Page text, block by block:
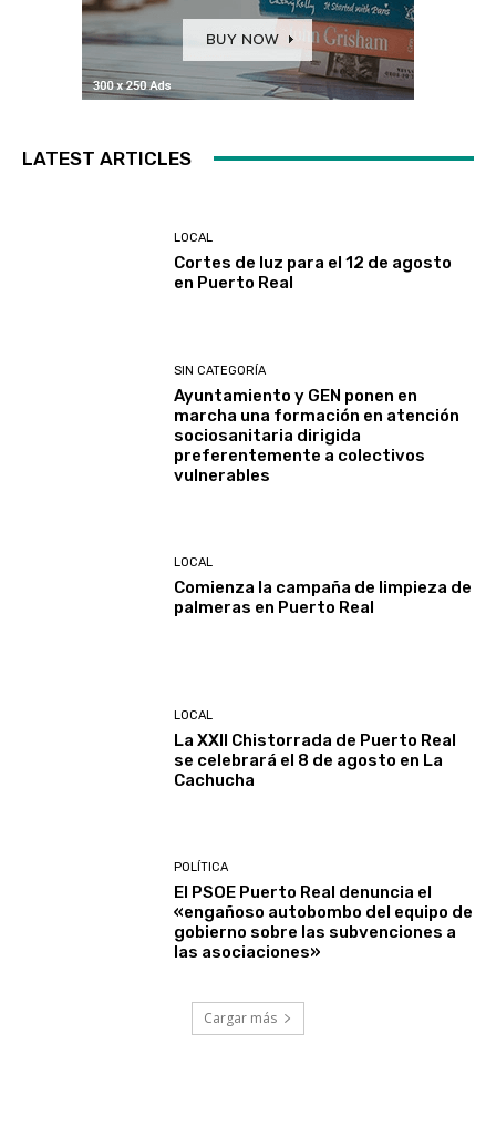
LATEST ARTICLES
LOCAL
Cortes de luz para el 12 de agosto
en Puerto Real
SIN CATEGORÍA
Ayuntamiento y GEN ponen en
marcha una formación en atención
sociosanitaria dirigida
preferentemente a colectivos
vulnerables
LOCAL
Comienza la campaña de limpieza de
palmeras en Puerto Real
LOCAL
La XXII Chistorrada de Puerto Real
se celebrará el 8 de agosto en La
Cachucha
POLÍTICA
El PSOE Puerto Real denuncia el
«engañoso autobombo del equipo de
gobierno sobre las subvenciones a
las asociaciones»
Cargar más